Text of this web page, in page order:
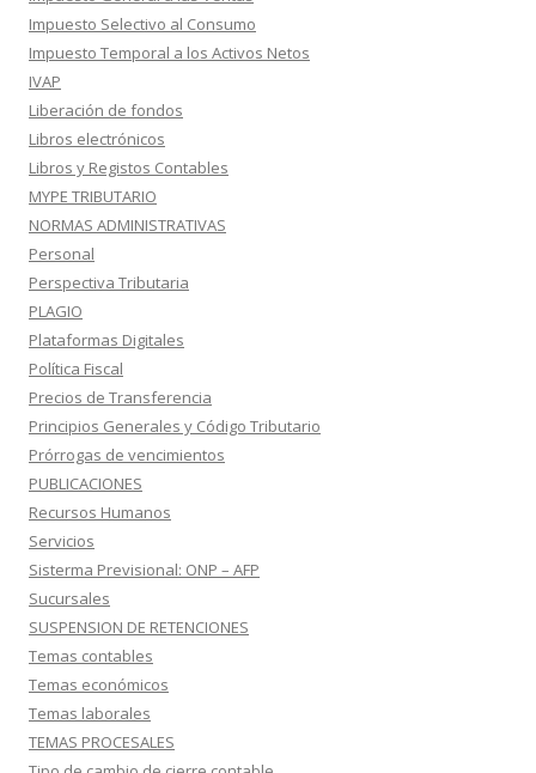
Impuesto Selectivo al Consumo
Impuesto Temporal a los Activos Netos
IVAP
Liberación de fondos
Libros electrónicos
Libros y Registos Contables
MYPE TRIBUTARIO
NORMAS ADMINISTRATIVAS
Personal
Perspectiva Tributaria
PLAGIO
Plataformas Digitales
Política Fiscal
Precios de Transferencia
Principios Generales y Código Tributario
Prórrogas de vencimientos
PUBLICACIONES
Recursos Humanos
Servicios
Sisterma Previsional: ONP – AFP
Sucursales
SUSPENSION DE RETENCIONES
Temas contables
Temas económicos
Temas laborales
TEMAS PROCESALES